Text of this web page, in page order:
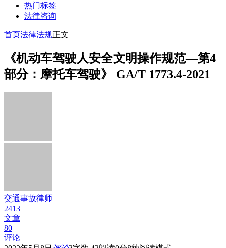
热门标签
法律咨询
首页法律法规正文
《机动车驾驶人安全文明操作规范—第4
部分：摩托车驾驶》 GA/T 1773.4-2021
交通事故律师
2413
文章
80
评论